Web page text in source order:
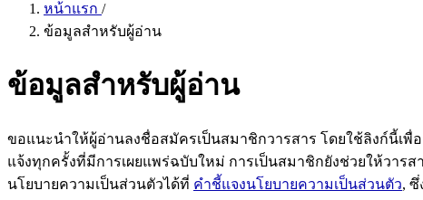
หน้าแรก /
ข้อมูลสำหรับผู้อ่าน
ข้อมูลสำหรับผู้อ่าน
ขอแนะนำให้ผู้อ่านลงชื่อสมัครเป็นสมาชิกวารสาร โดยใช้ลิงก์นี้เพื่อ
แจ้งทุกครั้งที่มีการเผยแพร่ฉบับใหม่ การเป็นสมาชิกยังช่วยให้วาร
นโยบายความเป็นส่วนตัวได้ที่ คำชี้แจงนโยบายความเป็นส่วนตัว, ซึ่